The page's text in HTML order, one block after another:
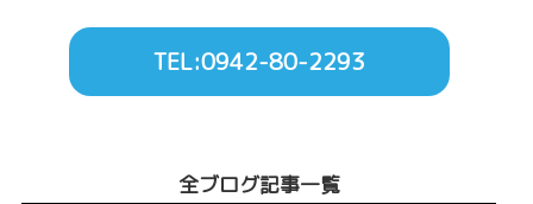
TEL:0942-80-2293
全ブログ記事一覧